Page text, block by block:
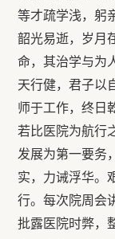
等才疏学浅，躬
韶光易逝，岁月
命，其治学与为
天行健，君子以
师于工作，终日
若比医院为航行
发展为第一要务
实，力诫浮华。
行。每次院周会
批露医院时弊，